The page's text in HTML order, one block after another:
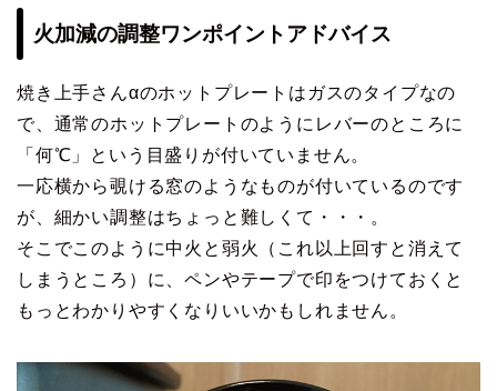
火加減の調整ワンポイントアドバイス
焼き上手さんαのホットプレートはガスのタイプなの
で、通常のホットプレートのようにレバーのところに
「何℃」という目盛りが付いていません。
一応横から覗ける窓のようなものが付いているのです
が、細かい調整はちょっと難しくて・・・。
そこでこのように中火と弱火（これ以上回すと消えて
しまうところ）に、ペンやテープで印をつけておくと
もっとわかりやすくなりいいかもしれません。